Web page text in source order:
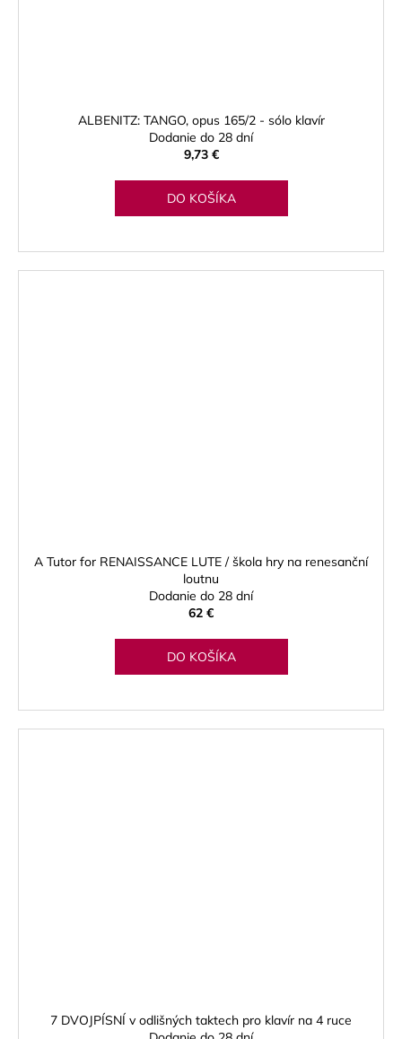
ALBENITZ: TANGO, opus 165/2 - sólo klavír
Dodanie do 28 dní
9,73 €
DO KOŠÍKA
A Tutor for RENAISSANCE LUTE / škola hry na renesanční
loutnu
Dodanie do 28 dní
62 €
DO KOŠÍKA
7 DVOJPÍSNÍ v odlišných taktech pro klavír na 4 ruce